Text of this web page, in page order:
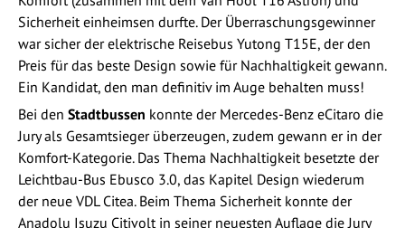
Sicherheit einheimsen durfte. Der Überraschungsgewinner
war sicher der elektrische Reisebus Yutong T15E, der den
Preis für das beste Design sowie für Nachhaltigkeit gewann.
Ein Kandidat, den man definitiv im Auge behalten muss!
Bei den Stadtbussen konnte der Mercedes-Benz eCitaro die
Jury als Gesamtsieger überzeugen, zudem gewann er in der
Komfort-Kategorie. Das Thema Nachhaltigkeit besetzte der
Leichtbau-Bus Ebusco 3.0, das Kapitel Design wiederum
der neue VDL Citea. Beim Thema Sicherheit konnte der
Anadolu Isuzu Citivolt in seiner neuesten Auflage die Jury